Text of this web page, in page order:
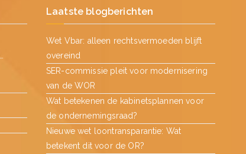
Laatste blogberichten
Wet Vbar: alleen rechtsvermoeden blijft
overeind
SER-commissie pleit voor modernisering
van de WOR
Wat betekenen de kabinetsplannen voor
de ondernemingsraad?
Nieuwe wet loontransparantie: Wat
betekent dit voor de OR?